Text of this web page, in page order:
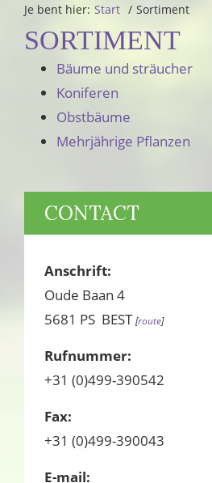
Je bent hier: Start / Sortiment
SORTIMENT
Bäume und sträucher
Koniferen
Obstbäume
Mehrjährige Pflanzen
SEITENSPALTE
CONTACT
Anschrift:
Oude Baan 4
5681 PS BEST[route]
Rufnummer:
+31 (0)499-390542
Fax:
+31 (0)499-390043
E-mail: